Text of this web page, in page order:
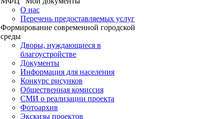
О нас
Перечень предоставляемых услуг
Формирование современной городской
среды
Дворы, нуждающиеся в
благоустройстве
Документы
Информация для населения
Конкурс рисунков
Общественная комиссия
СМИ о реализации проекта
Фотоархив
Экскизы проектов